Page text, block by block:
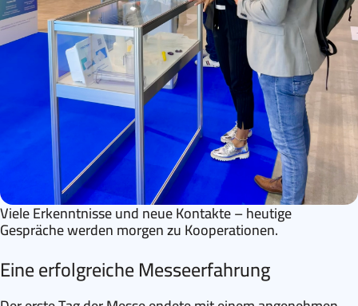
Viele Erkenntnisse und neue Kontakte – heutige
Gespräche werden morgen zu Kooperationen.
Eine erfolgreiche Messeerfahrung